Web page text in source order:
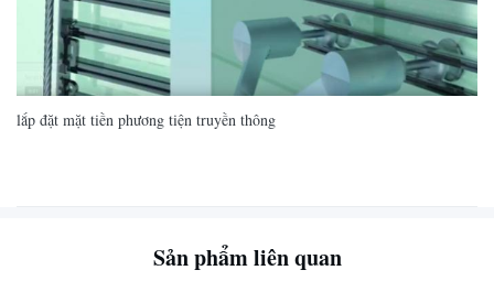
lắp đặt mặt tiền phương tiện truyền thông
Sản phẩm liên quan